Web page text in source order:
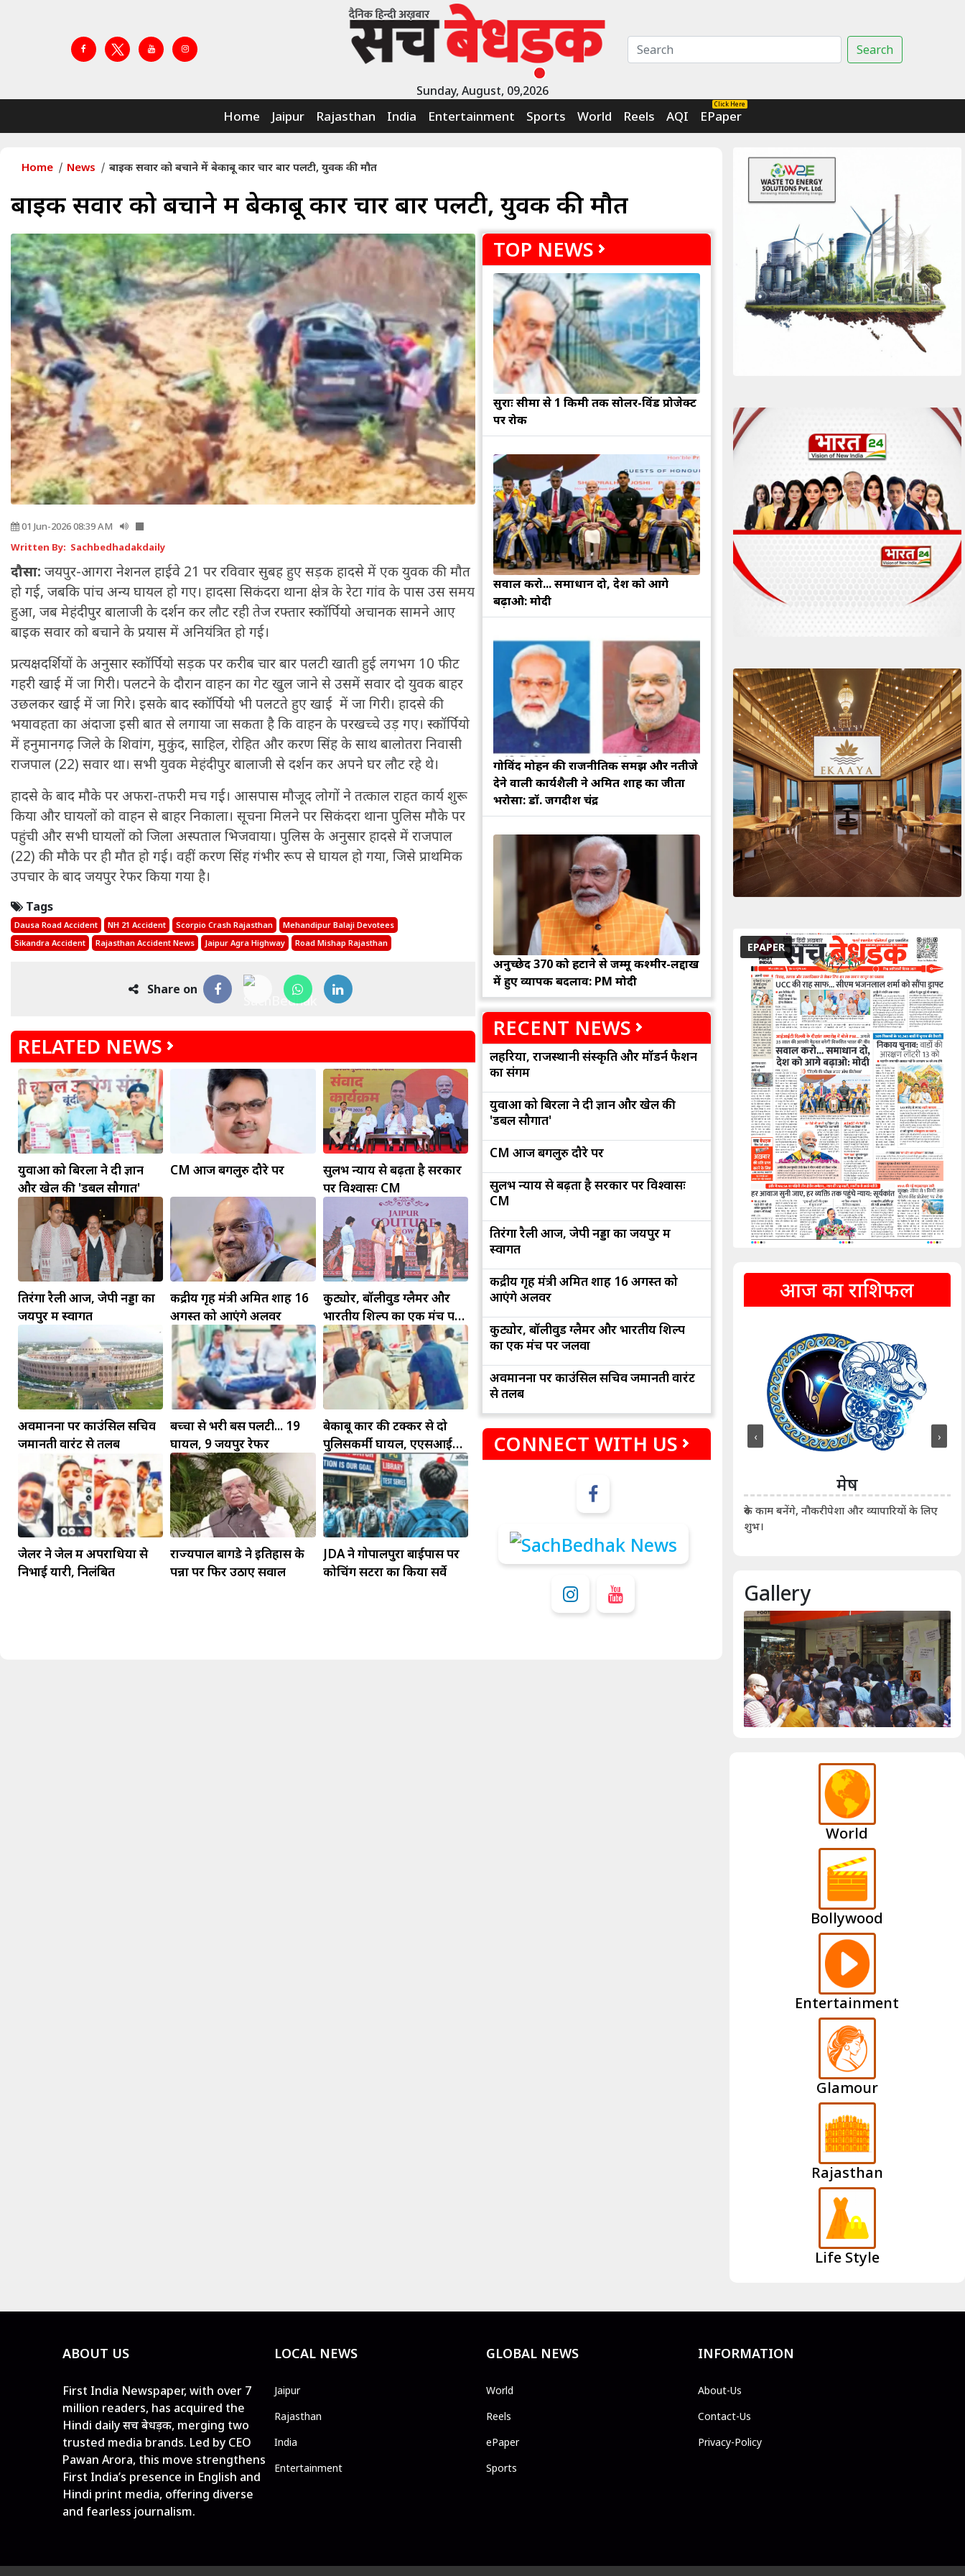
Sunday, August, 09,2026
Search
Home Jaipur Rajasthan India Entertainment Sports World Reels AQI
Click Here
EPaper
Home News बाइक सवार को बचाने में बेकाबू कार चार बार पलटी, युवक की मौत
बाइक सवार को बचाने में बेकाबू कार चार बार पलटी, युवक की मौत
01 Jun-2026 08:39 AM
Written By: Sachbedhadakdaily
दौसा: जयपुर-आगरा नेशनल हाईवे 21 पर रविवार सुबह हुए सड़क हादसे में एक युवक की मौत
हो गई, जबकि पांच अन्य घायल हो गए। हादसा सिकंदरा थाना क्षेत्र के रेटा गांव के पास उस समय
हुआ, जब मेहंदीपुर बालाजी के दर्शन कर लौट रही तेज रफ्तार स्कॉर्पियो अचानक सामने आए
बाइक सवार को बचाने के प्रयास में अनियंत्रित हो गई।
प्रत्यक्षदर्शियों के अनुसार स्कॉर्पियो सड़क पर करीब चार बार पलटी खाती हुई लगभग 10 फीट
गहरी खाई में जा गिरी। पलटने के दौरान वाहन का गेट खुल जाने से उसमें सवार दो युवक बाहर
उछलकर खाई में जा गिरे। इसके बाद स्कॉर्पियो भी पलटते हुए खाई में जा गिरी। हादसे की
भयावहता का अंदाजा इसी बात से लगाया जा सकता है कि वाहन के परखच्चे उड़ गए। स्कॉर्पियो
में हनुमानगढ़ जिले के शिवांग, मुकुंद, साहिल, रोहित और करण सिंह के साथ बालोतरा निवासी
राजपाल (22) सवार था। सभी युवक मेहंदीपुर बालाजी से दर्शन कर अपने घर लौट रहे थे।
हादसे के बाद मौके पर अफरा-तफरी मच गई। आसपास मौजूद लोगों ने तत्काल राहत कार्य शुरू
किया और घायलों को वाहन से बाहर निकाला। सूचना मिलने पर सिकंदरा थाना पुलिस मौके पर
पहुंची और सभी घायलों को जिला अस्पताल भिजवाया। पुलिस के अनुसार हादसे में राजपाल
(22) की मौके पर ही मौत हो गई। वहीं करण सिंह गंभीर रूप से घायल हो गया, जिसे प्राथमिक
उपचार के बाद जयपुर रेफर किया गया है।
Tags
Dausa Road Accident NH 21 Accident Scorpio Crash Rajasthan
Mehandipur Balaji Devotees
Sikandra Accident
Rajasthan Accident News Jaipur Agra Highway Road Mishap Rajasthan
Share on
RELATED NEWS
युवाओं को बिरला ने दी ज्ञान
और खेल की 'डबल सौगात'
CM आज बेंगलुरु दौरे पर
सुलभ न्याय से बढ़ता है सरकार
पर विश्वासः CM
तिरंगा रैली आज, जेपी नड्डा का
जयपुर में स्वागत
केंद्रीय गृह मंत्री अमित शाह 16
अगस्त को आएंगे अलवर
कुट्योर, बॉलीवुड ग्लैमर और
भारतीय शिल्प का एक मंच पर
जलवा
अवमानना पर काउंसिल सचिव
जमानती वारंट से तलब
बच्चों से भरी बस पलटी... 19
घायल, 9 जयपुर रेफर
बेकाबू कार की टक्कर से दो
पुलिसकर्मी घायल, एएसआई
की हालत गंभीर
जेलर ने जेल में अपराधियों से
निभाई यारी, निलंबित
राज्यपाल बागडे ने इतिहास के
पन्नों पर फिर उठाए सवाल
JDA ने गोपालपुरा बाईपास पर
कोचिंग सेंटरों का किया सर्वे
TOP NEWS
सुरक्षाः सीमा से 1 किमी तक सोलर-विंड प्रोजेक्ट
पर रोक
सवाल करो... समाधान दो, देश को आगे
बढ़ाओ: मोदी
गोविंद मोहन की राजनीतिक समझ और नतीजे
देने वाली कार्यशैली ने अमित शाह का जीता
भरोसा: डॉ. जगदीश चंद्र
अनुच्छेद 370 को हटाने से जम्मू कश्मीर-लद्दाख
में हुए व्यापक बदलाव: PM मोदी
RECENT NEWS
लहरिया, राजस्थानी संस्कृति और मॉडर्न फैशन
का संगम
युवाओं को बिरला ने दी ज्ञान और खेल की
'डबल सौगात'
CM आज बेंगलुरु दौरे पर
सुलभ न्याय से बढ़ता है सरकार पर विश्वासः
CM
तिरंगा रैली आज, जेपी नड्डा का जयपुर में
स्वागत
केंद्रीय गृह मंत्री अमित शाह 16 अगस्त को
आएंगे अलवर
कुट्योर, बॉलीवुड ग्लैमर और भारतीय शिल्प
का एक मंच पर जलवा
अवमानना पर काउंसिल सचिव जमानती वारंट
से तलब
CONNECT WITH US
EPAPER
आज का राशिफल
धनु
बड़ी डील हाथ लग सकती
मकर
सुखद पलों की प्राप्ति होगी। फिजूल के खर्चे बढ़ेंगे,
सुख सुविधाओं में इजाफा होगा।
कुंभ
धनलाभ के अवसरों में वृद्धि के साथ अपनी योजनाओं
पर काम करते रहे।
मीन
संभलकर रहे, जल्दबाजी नहीं दिखाए। कानूनी वाद-
विवादों से बचे।
मेष
रुके काम बनेंगे, नौकरीपेशा और व्यापारियों के लिए
शुभ।
‹ ›
Gallery
World
Bollywood
Entertainment
Glamour
Rajasthan
Life Style
ABOUT US
First India Newspaper, with over 7
million readers, has acquired the
Hindi daily सच बेधड़क, merging two
trusted media brands. Led by CEO
Pawan Arora, this move strengthens
First India’s presence in English and
Hindi print media, offering diverse
and fearless journalism.
LOCAL NEWS
Jaipur
Rajasthan
India
Entertainment
GLOBAL NEWS
World
Reels
ePaper
Sports
INFORMATION
About-Us
Contact-Us
Privacy-Policy